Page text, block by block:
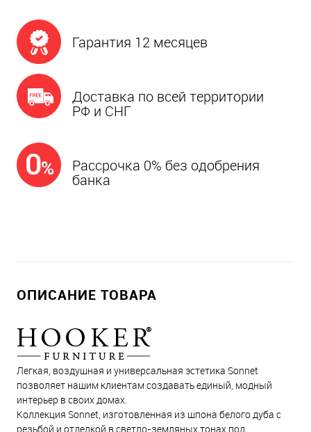
Гарантия 12 месяцев
Доставка по всей территории
РФ и СНГ
Рассрочка 0% без одобрения
банка
ОПИСАНИЕ ТОВАРА
Легкая, воздушная и универсальная эстетика Sonnet
позволяет нашим клиентам создавать единый, модный
интерьер в своих домах.
Коллекция Sonnet, изготовленная из шпона белого дуба с
резьбой и отделкой в светло-земляных тонах под